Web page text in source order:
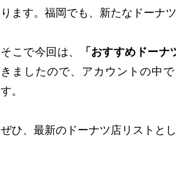
ります。福岡でも、新たなドーナ
そこで今回は、 「おすすめドー
きましたので、アカウントの中
す。
ぜひ、最新のドーナツ店リストと